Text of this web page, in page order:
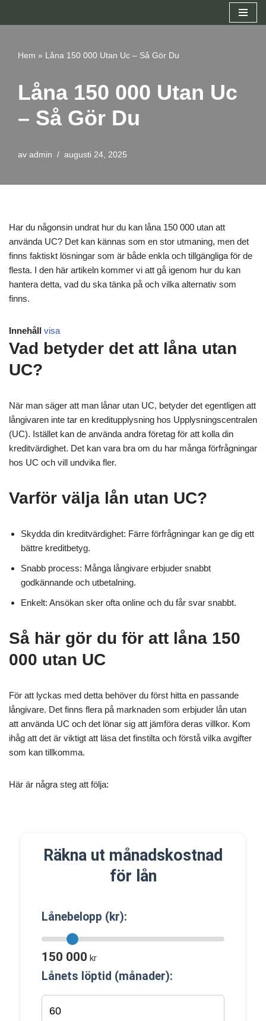
innehåll
Hem » Låna 150 000 Utan Uc – Så Gör Du
Låna 150 000 Utan Uc
– Så Gör Du
av admin augusti 24, 2025
Har du någonsin undrat hur du kan låna 150 000 utan att
använda UC? Det kan kännas som en stor utmaning, men det
finns faktiskt lösningar som är både enkla och tillgängliga för de
flesta. I den här artikeln kommer vi att gå igenom hur du kan
hantera detta, vad du ska tänka på och vilka alternativ som
finns.
Innehåll visa
Vad betyder det att låna utan
UC?
När man säger att man lånar utan UC, betyder det egentligen att
långivaren inte tar en kreditupplysning hos Upplysningscentralen
(UC). Istället kan de använda andra företag för att kolla din
kreditvärdighet. Det kan vara bra om du har många förfrågningar
hos UC och vill undvika fler.
Varför välja lån utan UC?
Skydda din kreditvärdighet: Färre förfrågningar kan ge dig ett
bättre kreditbetyg.
Snabb process: Många långivare erbjuder snabbt
godkännande och utbetalning.
Enkelt: Ansökan sker ofta online och du får svar snabbt.
Så här gör du för att låna 150
000 utan UC
För att lyckas med detta behöver du först hitta en passande
långivare. Det finns flera på marknaden som erbjuder lån utan
att använda UC och det lönar sig att jämföra deras villkor. Kom
ihåg att det är viktigt att läsa det finstilta och förstå vilka avgifter
som kan tillkomma.
Här är några steg att följa:
Räkna ut månadskostnad
för lån
Lånebelopp (kr):
150 000 kr
Lånets löptid (månader):